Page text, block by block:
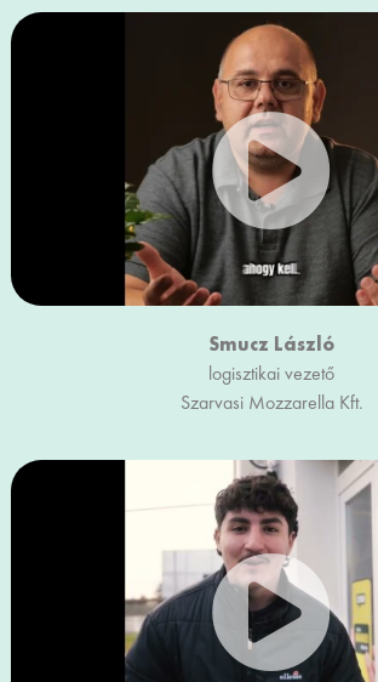
Smucz László
logisztikai vezető
Szarvasi Mozzarella Kft.